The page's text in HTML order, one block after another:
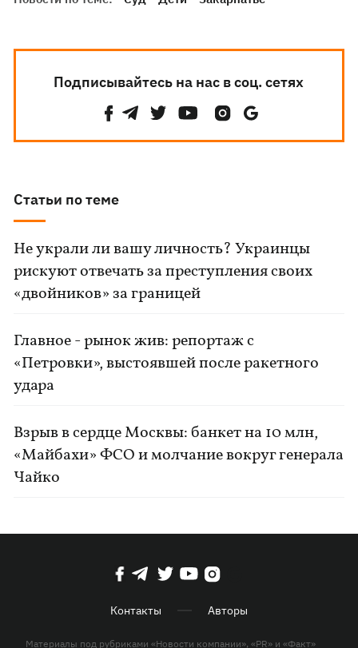
Подписывайтесь на нас в соц. сетях
Статьи по теме
Не украли ли вашу личность? Украинцы
рискуют отвечать за преступления своих
«двойников» за границей
Главное - рынок жив: репортаж с
«Петровки», выстоявшей после ракетного
удара
Взрыв в сердце Москвы: банкет на 10 млн,
«Майбахи» ФСО и молчание вокруг генерала
Чайко
Контакты Авторы
Материалы под рубриками «Новости компании», «PR» и «Факт»